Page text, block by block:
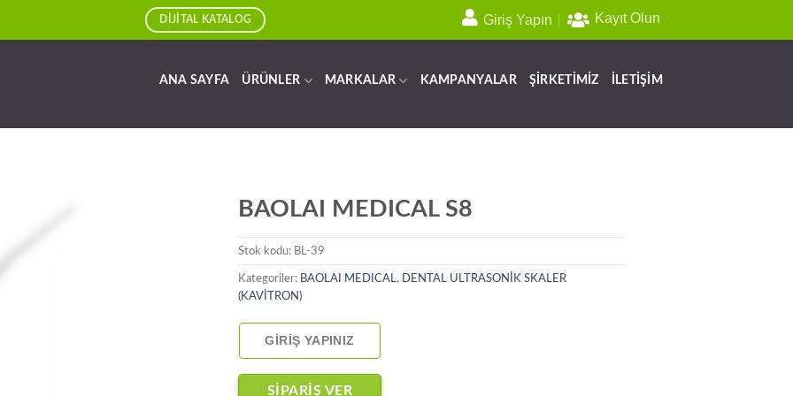
DİJİTAL KATALOG Giriş Yapın Kayıt Olun
ANA SAYFA ÜRÜNLER MARKALAR KAMPANYALAR ŞİRKETİMİZ İLETİŞİM
BAOLAI MEDICAL S8
Stok kodu: BL-39
Kategoriler: BAOLAI MEDICAL ,
DENTAL ULTRASONİK SKALER
(KAVİTRON)
GIRIŞ YAPINIZ
SİPARİŞ VER